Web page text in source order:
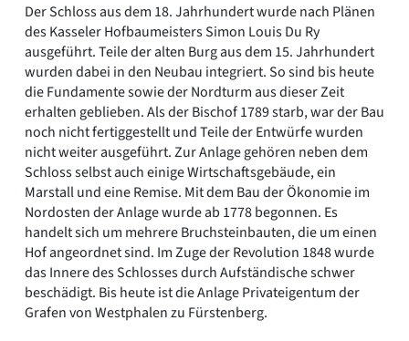
Der Schloss aus dem 18. Jahrhundert wurde nach Plänen
des Kasseler Hofbaumeisters Simon Louis Du Ry
ausgeführt. Teile der alten Burg aus dem 15. Jahrhundert
wurden dabei in den Neubau integriert. So sind bis heute
die Fundamente sowie der Nordturm aus dieser Zeit
erhalten geblieben. Als der Bischof 1789 starb, war der Bau
noch nicht fertiggestellt und Teile der Entwürfe wurden
nicht weiter ausgeführt. Zur Anlage gehören neben dem
Schloss selbst auch einige Wirtschaftsgebäude, ein
Marstall und eine Remise. Mit dem Bau der Ökonomie im
Nordosten der Anlage wurde ab 1778 begonnen. Es
handelt sich um mehrere Bruchsteinbauten, die um einen
Hof angeordnet sind. Im Zuge der Revolution 1848 wurde
das Innere des Schlosses durch Aufständische schwer
beschädigt. Bis heute ist die Anlage Privateigentum der
Grafen von Westphalen zu Fürstenberg.